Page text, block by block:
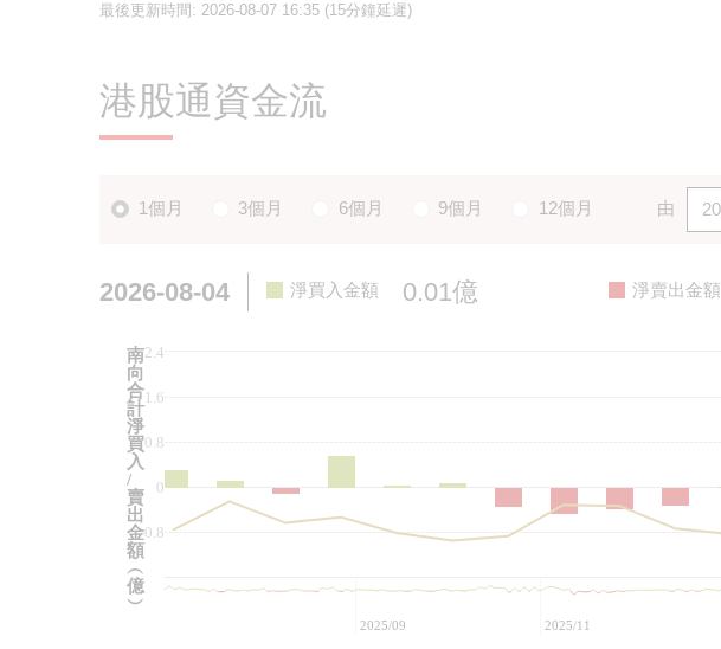
最後更新時間: 2026-08-07 16:35 (15分鐘延遲)
港股通資金流
1個月 3個月 6個月 9個月 12個月 由
2026-08-04 淨買入金額 0.01億 淨賣出金額
0
-0.8
0.8
1.6
2.4
2025/09 2025/11
南
向
合
計
淨
買
入
/
賣
出
金
額
︵
億
︶